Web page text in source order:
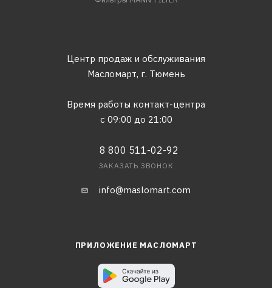
Центр продаж и обслуживания
Масломарт, г. Тюмень
Время работы контакт-центра
с 09:00 до 21:00
8 800 511-02-92
ЗАКАЗАТЬ ЗВОНОК
info@maslomart.com
ПРИЛОЖЕНИЕ МАСЛОМАРТ